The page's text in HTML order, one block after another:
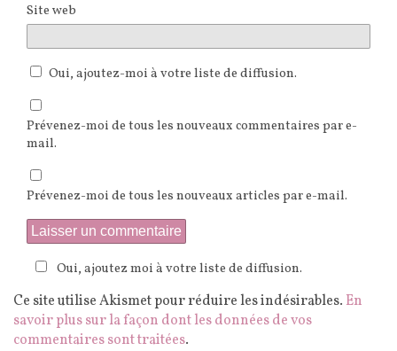
Site web
Oui, ajoutez-moi à votre liste de diffusion.
Prévenez-moi de tous les nouveaux commentaires par e-
mail.
Prévenez-moi de tous les nouveaux articles par e-mail.
Oui, ajoutez moi à votre liste de diffusion.
Ce site utilise Akismet pour réduire les indésirables. En
savoir plus sur la façon dont les données de vos
commentaires sont traitées.